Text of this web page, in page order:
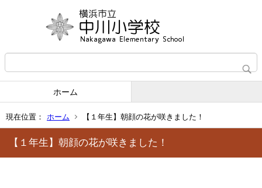
ホーム
現在位置： ホーム 【１年生】朝顔の花が咲きました！
【１年生】朝顔の花が咲きました！